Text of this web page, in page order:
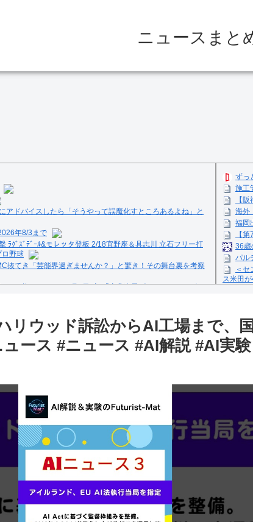
ニュースまと
アドバイスしたら「そうやって誤魔化すところあるよね」と
年8/3まで
ﾗｸﾞｽﾞﾃﾞｰﾙ&モレッタ登板 2/18宜野座＆具志川 立石フリー打
野球
抜てき「芸能界過ぎませんか？」と驚き！その舞台裏を考察
ても悔しいです」7月1日(火)「東北楽天ゴールデンイーグル
候補の応援で公選法違反の疑い
ずっ
施工
【
海外
福岡
【
36歳
パル
＜
ス米田
ウッド訴訟からAI工場まで、
ース #ニュース #AI解説 #AI実